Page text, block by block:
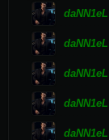
daNN1eL
daNN1eL
daNN1eL
daNN1eL
daNN1eL